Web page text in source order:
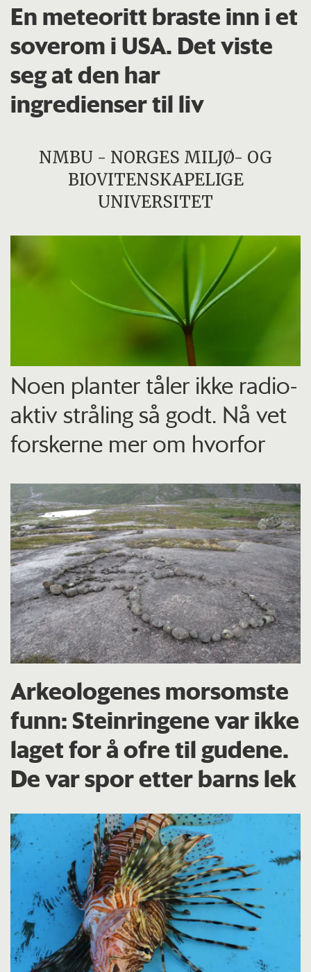
En meteoritt braste inn i et
soverom i USA. Det viste
seg at den har
ingredienser til liv
NMBU - NORGES MILJØ- OG
BIOVITENSKAPELIGE
UNIVERSITET
Noen planter tåler ikke radio­
aktiv stråling så godt. Nå vet
forskerne mer om hvorfor
Arkeologenes morsomste
funn: Steinringene var ikke
laget for å ofre til gudene.
De var spor etter barns lek